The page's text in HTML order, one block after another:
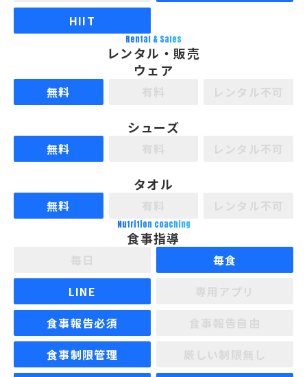
HIIT
Rental & Sales
レンタル・販売
ウェア
無料
シューズ
無料
タオル
無料
Nutrition coaching
食事指導
毎食
LINE
食事報告必須
食事制限管理